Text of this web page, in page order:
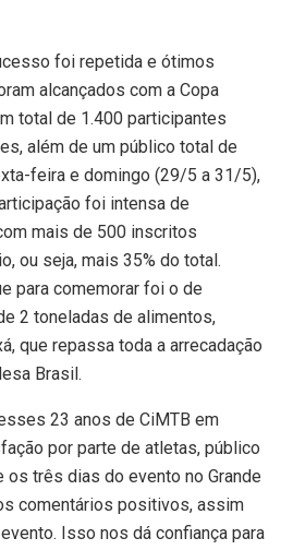
foi repetida e ótimos
alcançados com a Copa
total de 1.400 participantes
além de um público total de
feira e domingo (29/5 a 31/5),
foi intensa de
mais de 500 inscritos
ou seja, mais 35% do total.
para comemorar foi o de
2 toneladas de alimentos,
que repassa toda a arrecadação
Brasil.
23 anos de CiMTB em
por parte de atletas, público
os três dias do evento no Grande
comentários positivos, assim
Isso nos dá confiança para